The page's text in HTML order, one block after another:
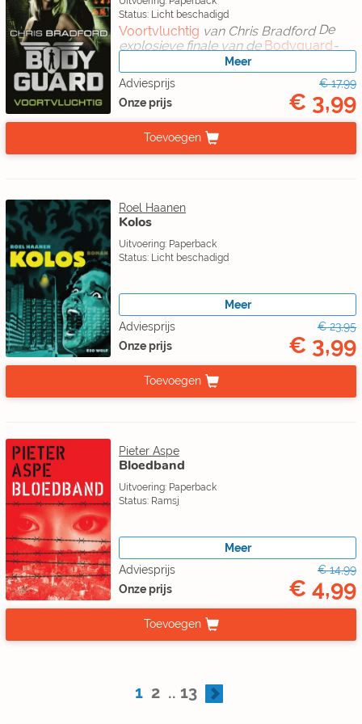
Status: Licht beschadigd
Voortvluchtig van Chris Bradford De
explosieve finale van de Bodyguard -
Meer
Adviesprijs
€ 17,99
Onze prijs
€ 3,99
Toevoegen
Roel Haanen
Kolos
Uitvoering: Paperback
Status: Licht beschadigd
Meer
Adviesprijs
€ 23,95
Onze prijs
€ 3,99
Toevoegen
Pieter Aspe
Bloedband
Uitvoering: Paperback
Status: Ramsj
Meer
Adviesprijs
€ 14,99
Onze prijs
€ 4,99
Toevoegen
1 2 .. 13